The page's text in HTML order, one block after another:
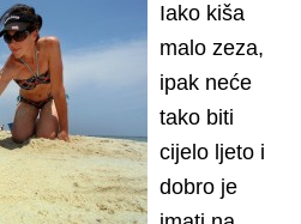
Iako kiša
malo zeza,
ipak neće
tako biti
cijelo ljeto i
dobro je